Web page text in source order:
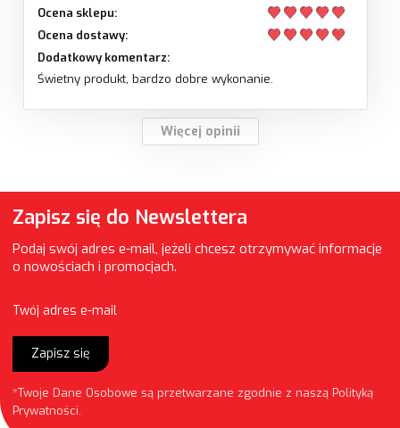
Ocena sklepu:
Ocena dostawy:
Dodatkowy komentarz:
Świetny produkt, bardzo dobre wykonanie.
Więcej opinii
Zapisz się do Newslettera
Podaj swój adres e-mail, jeżeli chcesz otrzymywać informacje
o nowościach i promocjach.
Twój adres e-mail
Zapisz się
*Twoje Dane Osobowe są przetwarzane zgodnie z naszą Polityką
Prywatności.